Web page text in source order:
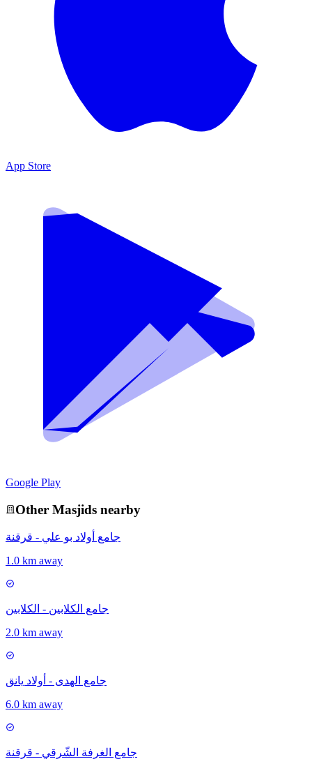
App Store
Google Play
Other Masjids nearby
جامع أولاد بو علي - قرقنة
1.0 km away
جامع الكلابين - الكلابين
2.0 km away
جامع الهدى - أولاد يانق
6.0 km away
جامع الغرفة الشّرقي - قرقنة